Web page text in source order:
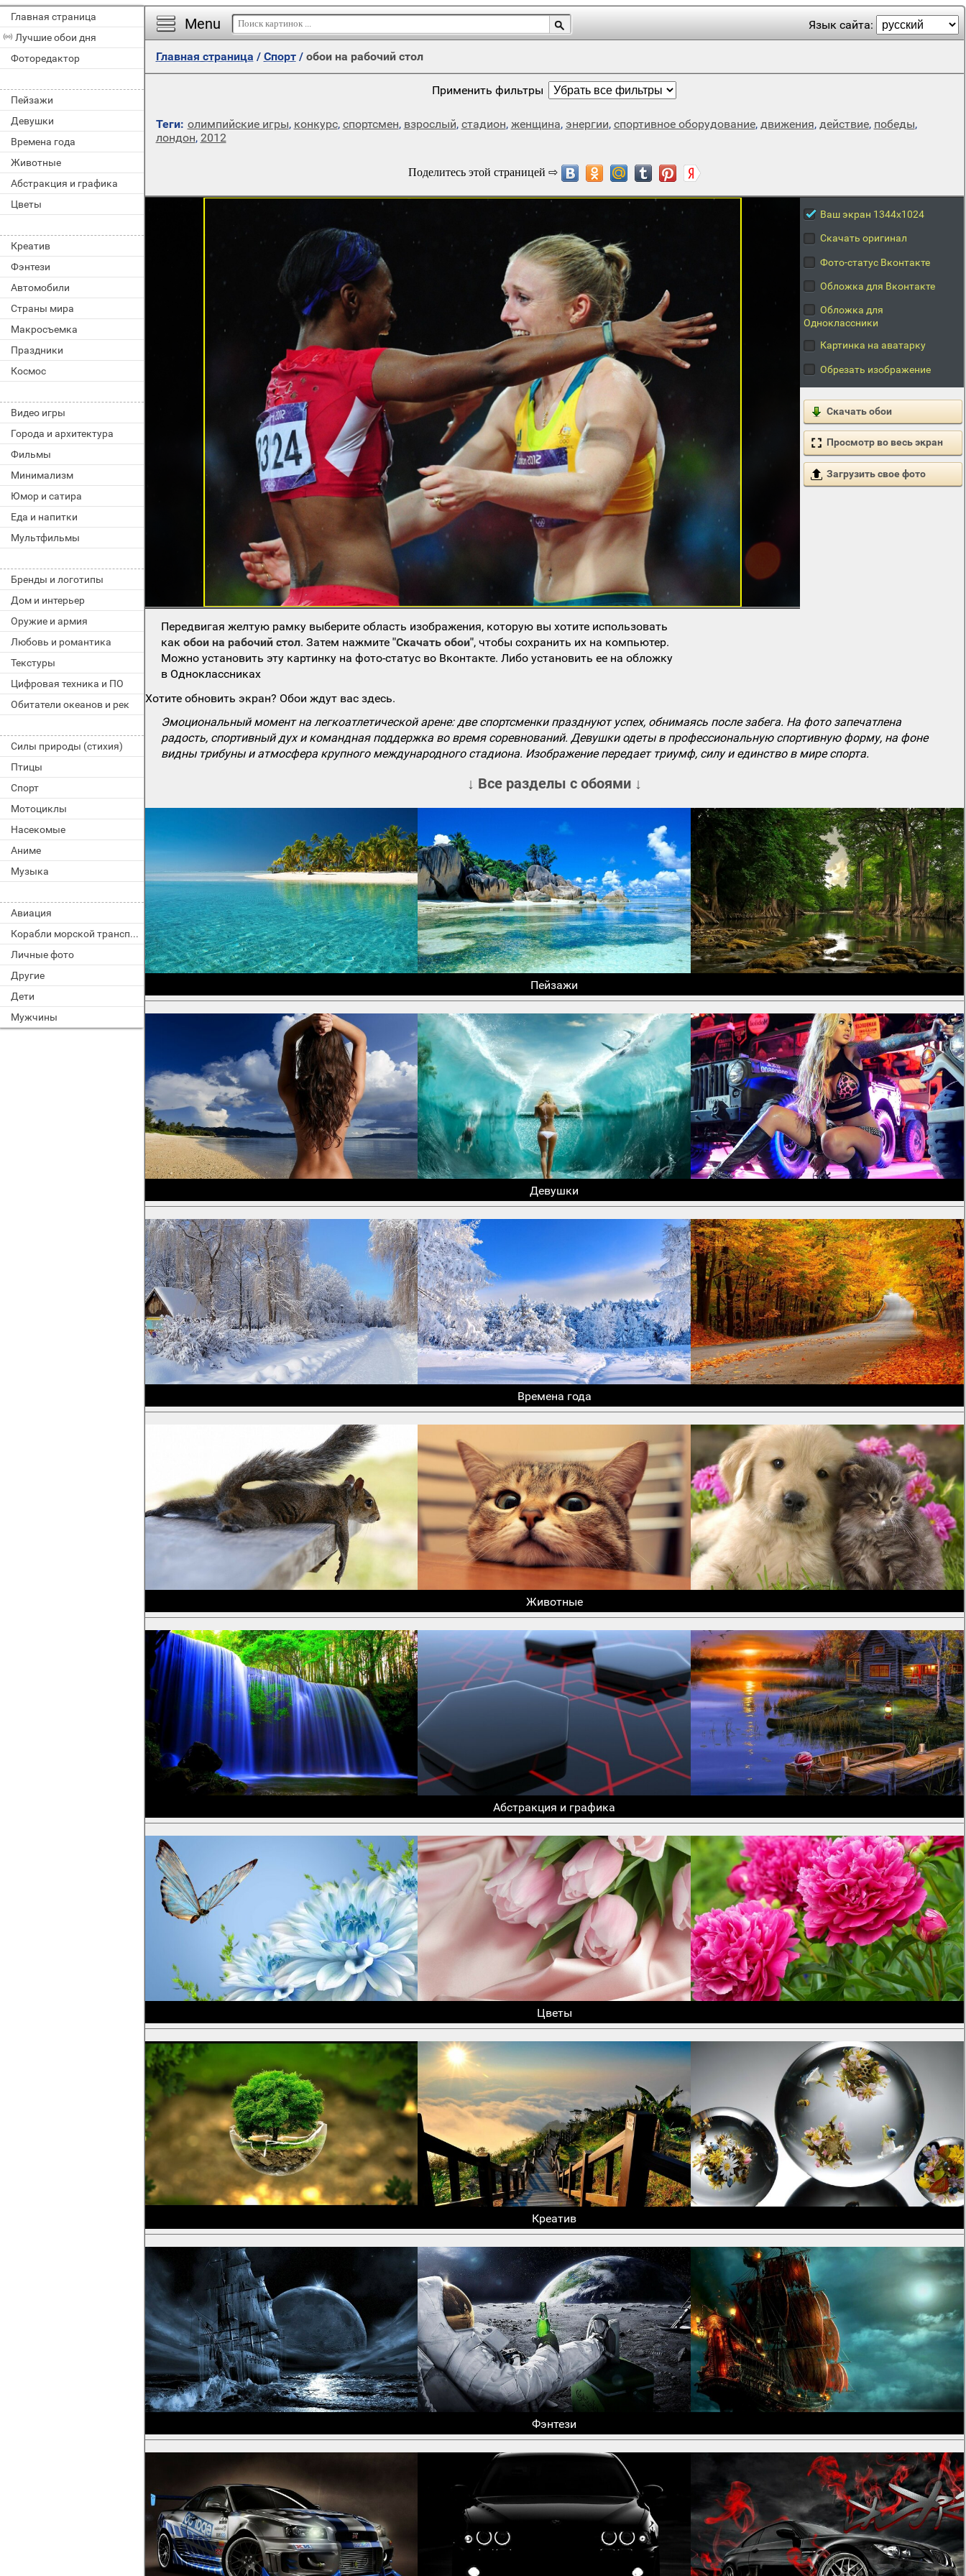
Главная страница
Лучшие обои дня
Фоторедактор
Пейзажи
Девушки
Времена года
Животные
Абстракция и графика
Цветы
Креатив
Фэнтези
Автомобили
Страны мира
Макросъемка
Праздники
Космос
Видео игры
Города и архитектура
Фильмы
Минимализм
Юмор и сатира
Еда и напитки
Мультфильмы
Бренды и логотипы
Дом и интерьер
Оружие и армия
Любовь и романтика
Текстуры
Цифровая техника и ПО
Обитатели океанов и рек
Силы природы (стихия)
Птицы
Спорт
Мотоциклы
Насекомые
Аниме
Музыка
Авиация
Корабли морской транспорт
Личные фото
Другие
Дети
Мужчины
Menu Язык сайта:
Главная страница / Спорт/ обои на рабочий стол
Применить фильтры
Теги: олимпийские игры, конкурс, спортсмен, взрослый, стадион, женщина, энергии, спортивное оборудование, движения, действие, победы,
лондон, 2012
Ваш экран 1344x1024
Скачать оригинал
Фото-статус Вконтакте
Обложка для Вконтакте
Обложка для
Одноклассники
Картинка на аватарку
Обрезать изображение
Скачать обои
Просмотр во весь экран
Загрузить свое фото
Передвигая желтую рамку выберите область изображения, которую вы хотите использовать
какобои на рабочий стол. Затем нажмите"Скачать обои", чтобы сохранить их на компьютер.
Можно установить эту картинку на фото-статус во Вконтакте. Либо установить ее на обложку
в Одноклассниках
Хотите обновить экран? Обои ждут вас здесь.
Эмоциональный момент на легкоатлетической арене: две спортсменки празднуют успех, обнимаясь после забега. На фото запечатлена
радость, спортивный дух и командная поддержка во время соревнований. Девушки одеты в профессиональную спортивную форму, на фоне
видны трибуны и атмосфера крупного международного стадиона. Изображение передает триумф, силу и единство в мире спорта.
↓ Все разделы с обоями ↓
Пейзажи
Девушки
Времена года
Животные
Абстракция и графика
Цветы
Креатив
Фэнтези